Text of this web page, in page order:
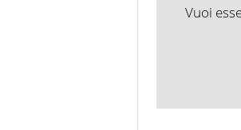
Vuoi